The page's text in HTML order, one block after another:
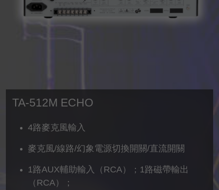
TA-512M ECHO
4路麥克風輸入
麥克風/線路/幻象電源切換開關/直流開關
1路AUX輔助輸入（RCA）；1路磁帶輸出
（RCA）；